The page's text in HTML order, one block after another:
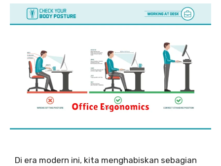
Di era modern ini, kita menghabiskan sebagian